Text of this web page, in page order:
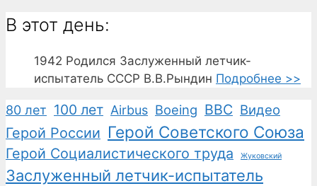
В этот день:
1942 Родился Заслуженный летчик-
испытатель СССР В.В.Рындин Подробнее >>
80 лет 100 лет Airbus Boeing ВВС Видео
Герой России Герой Советского Союза
Герой Социалистического труда Жуковский
Заслуженный летчик-испытатель